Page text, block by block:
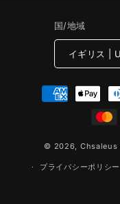
国/地域
© 2026, Chsaleus
プライバシーポリシー